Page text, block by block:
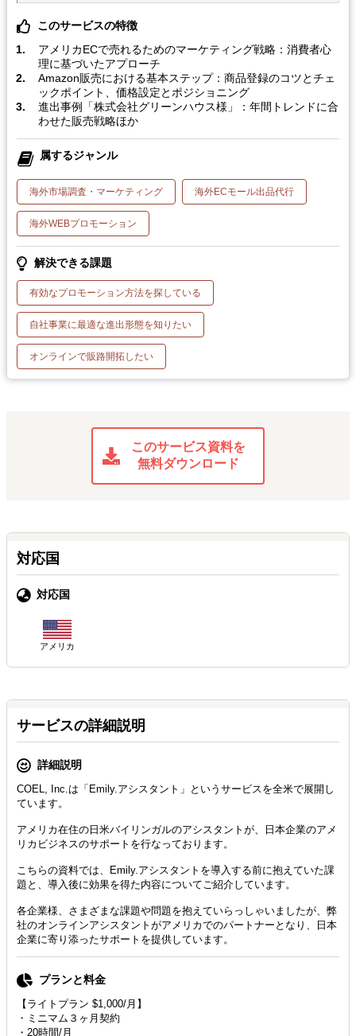
このサービスの特徴
アメリカECで売れるためのマーケティング戦略：消費者心
理に基づいたアプローチ
Amazon販売における基本ステップ：商品登録のコツとチェ
ックポイント、価格設定とポジショニング
進出事例「株式会社グリーンハウス様」：年間トレンドに合
わせた販売戦略ほか
属するジャンル
海外市場調査・マーケティング 海外ECモール出品代行
海外WEBプロモーション
解決できる課題
有効なプロモーション方法を探している
自社事業に最適な進出形態を知りたい
オンラインで販路開拓したい
このサービス資料を
無料ダウンロード
対応国
対応国
アメリカ
サービスの詳細説明
詳細説明
COEL, Inc.は「Emily.アシスタント」というサービスを全米で展開し
ています。
アメリカ在住の日米バイリンガルのアシスタントが、日本企業のアメ
リカビジネスのサポートを行なっております。
こちらの資料では、Emily.アシスタントを導入する前に抱えていた課
題と、導入後に効果を得た内容についてご紹介しています。
各企業様、さまざまな課題や問題を抱えていらっしゃいましたが、弊
社のオンラインアシスタントがアメリカでのパートナーとなり、日本
企業に寄り添ったサポートを提供しています。
プランと料金
【ライトプラン $1,000/月】
・ミニマム３ヶ月契約
・20時間/月